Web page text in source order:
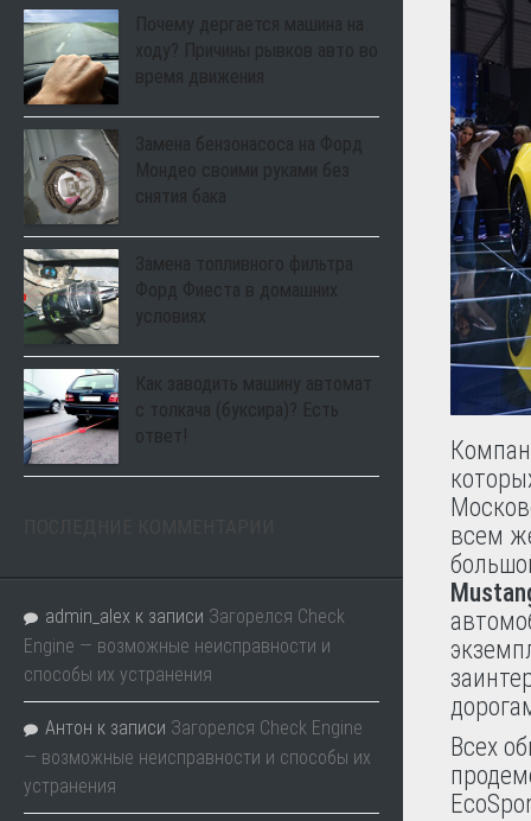
всем
Всех
Почему дергается машина на
ходу? Причины рывков авто во
время движения
Замена бензонасоса на Форд
Мондео своими руками без
снятия бака
Замена топливного фильтра
Форд Фиеста в домашних
условиях
Как заводить машину автомат
с толкача (буксира)? Есть
ответ!
admin_alex к записи Загорелся Check
Engine — возможные неисправности и
способы их устранения
Антон к записи Загорелся Check Engine
— возможные неисправности и способы их
устранения